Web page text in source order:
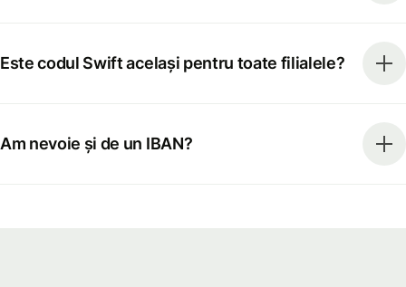
Este codul Swift același pentru toate filialele?
Am nevoie și de un IBAN?